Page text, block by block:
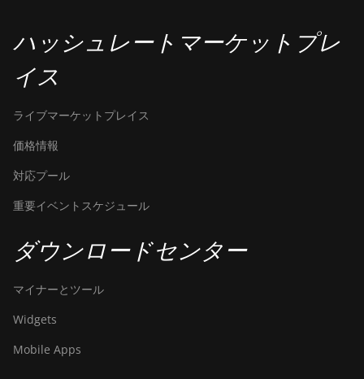
ハッシュレートマーケットプレ
イス
ライブマーケットプレイス
価格情報
対応プール
重要イベントスケジュール
ダウンロードセンター
マイナーとツール
Widgets
Mobile Apps